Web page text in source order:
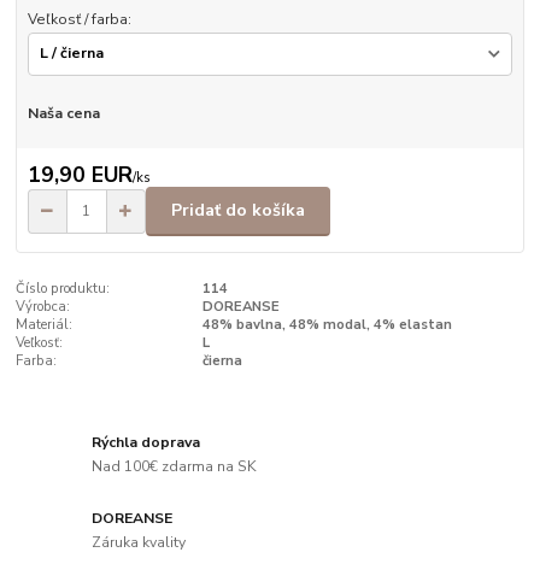
Veľkosť / farba:
Naša cena
19,90 EUR/ks
Pridať do košíka
Číslo produktu:
114
Výrobca:
DOREANSE
Materiál:
48% bavlna, 48% modal, 4% elastan
Veľkosť:
L
Farba:
čierna
Rýchla doprava
Nad 100€ zdarma na SK
DOREANSE
Záruka kvality